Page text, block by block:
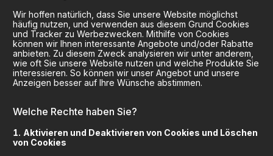
Wir hoffen natürlich, dass Sie unsere Website möglichst
häufig nutzen, und verwenden aus diesem Grund Cookies
und Tracker zu Werbezwecken. Mithilfe von Cookies
können wir Ihnen interessante Angebote und/oder Rabatte
anbieten. Zu diesem Zweck analysieren wir unter anderem,
wie oft Sie unsere Website nutzen und welche Produkte Sie
interessieren. So können wir unser Angebot und unsere
Anzeigen besser auf Ihre Wünsche abstimmen.
Welche Rechte haben Sie?
Aktivieren und Deaktivieren von Cookies und Löschen
von Cookies